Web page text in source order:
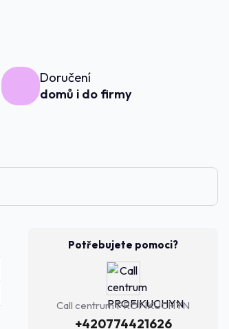
Doručení
domů i do firmy
Potřebujete pomoci?
Call centrum PROFIKUCHYN
+420774421626